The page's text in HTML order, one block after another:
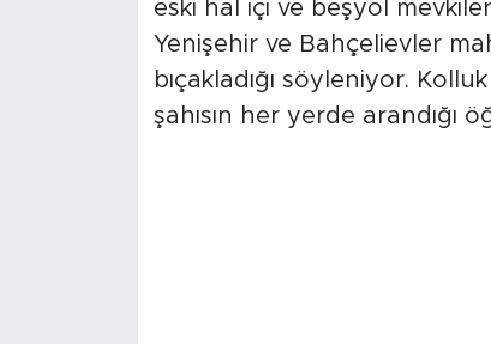
eski hal içi ve beşyol
Yenişehir ve Bahçelievler
bıçakladığı söyleniyor.
şahısın her yerde arandığı